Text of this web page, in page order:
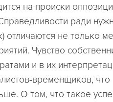
на происки
ради
отличаются не только
Чувство
и в их
временщиков,
О том, что такое